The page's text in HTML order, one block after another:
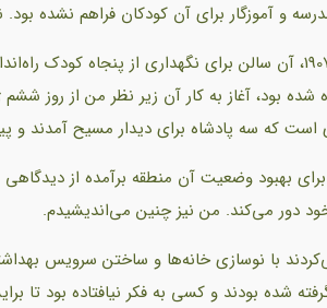
و آموزگار برای آن کودکان فراهم نشده
ششم ژانویه 1907، آن سالن برای نگهداری از
بود، آغاز به کار آن زیر نظر من از روز
است که سه پادشاه برای دیدار مسیح آمدند
برای بهبود وضعیت آن منطقه برآمده از
دور می‌کند. من نیز چنین می‌اندیشیدم.
با نوسازی خانه‌ها و ساختن سرویس
شده بودند و کسی به فکر نیافتاده بود تا